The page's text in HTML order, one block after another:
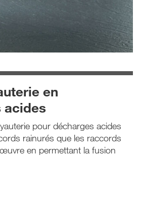
en
acides
pour décharges acides
rainurés que les raccords
en permettant la fusion